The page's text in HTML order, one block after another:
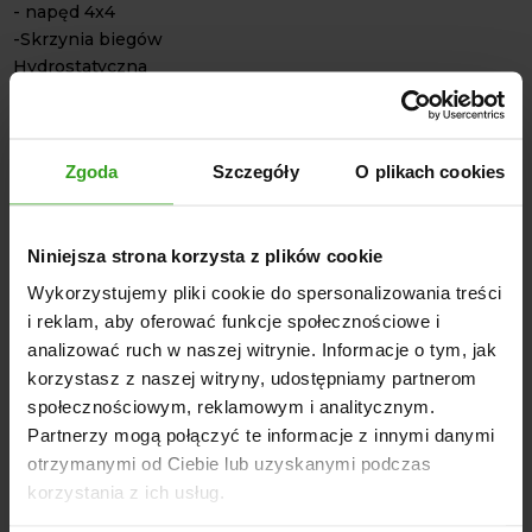
Zgoda Szczegóły O plikach cookies
Niniejsza strona korzysta z plików cookie
Wykorzystujemy pliki cookie do spersonalizowania treści
i reklam, aby oferować funkcje społecznościowe i
analizować ruch w naszej witrynie. Informacje o tym, jak
korzystasz z naszej witryny, udostępniamy partnerom
społecznościowym, reklamowym i analitycznym.
Partnerzy mogą połączyć te informacje z innymi danymi
otrzymanymi od Ciebie lub uzyskanymi podczas
korzystania z ich usług.
- napęd 4x4
-Skrzynia biegów
Hydrostatyczna
-Niezależny WOM/PTO z mokrym sprzęgłem włączany
PTO (międzyosiowy)200 obr/min
-Typ opon Industrialne
2 / 1 (z przodu)
-Rozmiar opon przód / tył
23x8.50-12 / 305/70-16.5
-Maksymalny kąt obrotu przedniego koła ( ° )
+ / - 47
-Alternator (Amp) 50a
-Filtr powietrza
-Suchy wymienny element